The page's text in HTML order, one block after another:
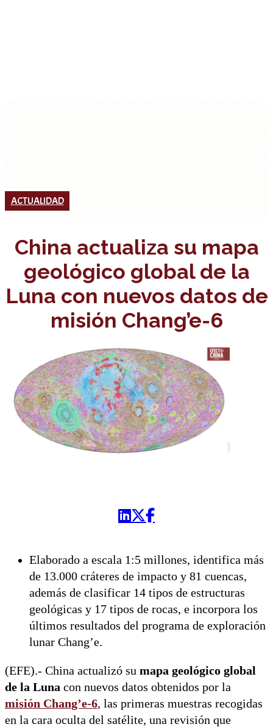
ACTUALIDAD
China actualiza su mapa
geológico global de la
Luna con nuevos datos de
misión Chang’e-6
Elaborado a escala 1:5 millones, identifica más
de 13.000 cráteres de impacto y 81 cuencas,
además de clasificar 14 tipos de estructuras
geológicas y 17 tipos de rocas, e incorpora los
últimos resultados del programa de exploración
lunar Chang’e.
(EFE).- China actualizó su mapa geológico global
de la Luna con nuevos datos obtenidos por la
misión Chang’e-6, las primeras muestras recogidas
en la cara oculta del satélite, una revisión que